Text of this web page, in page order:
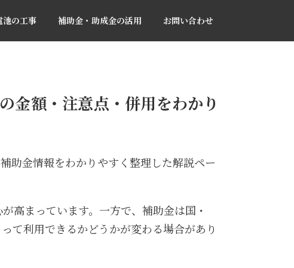
池の工事 補助金・助成金の活用 お問い合わせ
金額・注意点・併用をわかり
助金情報をわかりやすく整理した解説ペー
高まっています。一方で、補助金は国・
て利用できるかどうかが変わる場合があり